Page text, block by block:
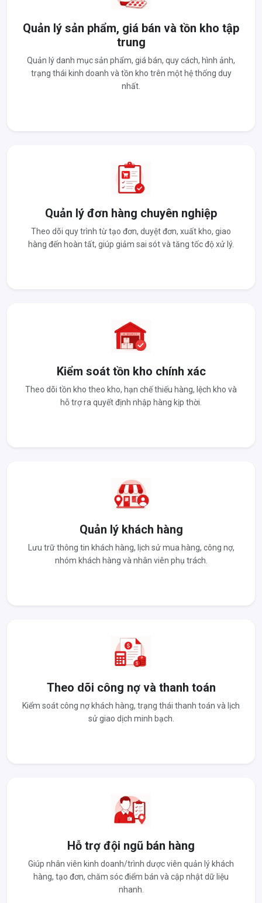
Quản lý sản phẩm, giá bán và tồn kho tập
trung
Quản lý danh mục sản phẩm, giá bán, quy cách, hình ảnh,
trạng thái kinh doanh và tồn kho trên một hệ thống duy
nhất.
Quản lý đơn hàng chuyên nghiệp
Theo dõi quy trình từ tạo đơn, duyệt đơn, xuất kho, giao
hàng đến hoàn tất, giúp giảm sai sót và tăng tốc độ xử lý.
Kiểm soát tồn kho chính xác
Theo dõi tồn kho theo kho, hạn chế thiếu hàng, lệch kho và
hỗ trợ ra quyết định nhập hàng kịp thời.
Quản lý khách hàng
Lưu trữ thông tin khách hàng, lịch sử mua hàng, công nợ,
nhóm khách hàng và nhân viên phụ trách.
Theo dõi công nợ và thanh toán
Kiểm soát công nợ khách hàng, trạng thái thanh toán và lịch
sử giao dịch minh bạch.
Hỗ trợ đội ngũ bán hàng
Giúp nhân viên kinh doanh/trình dược viên quản lý khách
hàng, tạo đơn, chăm sóc điểm bán và cập nhật dữ liệu
nhanh.